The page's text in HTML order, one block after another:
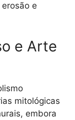
e
e Arte
mitológicas
embora